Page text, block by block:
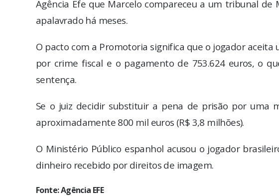
Agência Efe que Marcelo compareceu a um tribunal
apalavrado há meses.
O pacto com a Promotoria significa que o jogador
por crime fiscal e o pagamento de 753.624 euros, o
sentença.
Se o juiz decidir substituir a pena de prisão por uma
aproximadamente 800 mil euros (R$ 3,8 milhões).
O Ministério Público espanhol acusou o jogador
dinheiro recebido por direitos de imagem.
Fonte: Agência EFE